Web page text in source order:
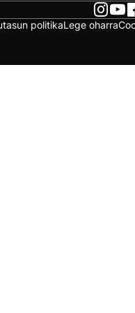
politikaLege oharra